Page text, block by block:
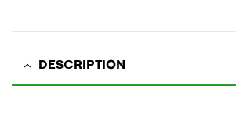
DESCRIPTION